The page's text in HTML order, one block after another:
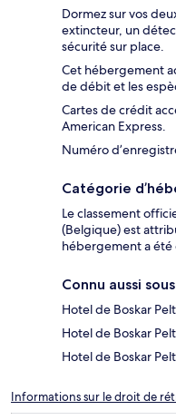
Dormez sur vos
extincteur, un
sécurité sur place.
Cet hébergement
de débit et les
Cartes de crédit
American Express.
Numéro
Catégorie
Le classement
(Belgique) est
hébergement a été
Connu aussi
Hotel de Boskar
Hotel de Boskar
Hotel de Boskar
Informations sur le droit de